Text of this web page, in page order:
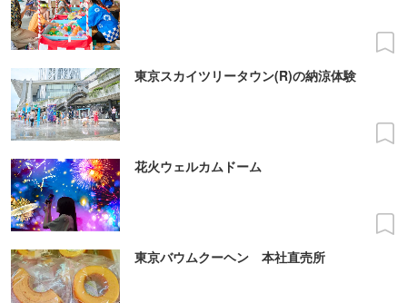
東京スカイツリータウン(R)の納涼体験
花火ウェルカムドーム
東京バウムクーヘン 本社直売所